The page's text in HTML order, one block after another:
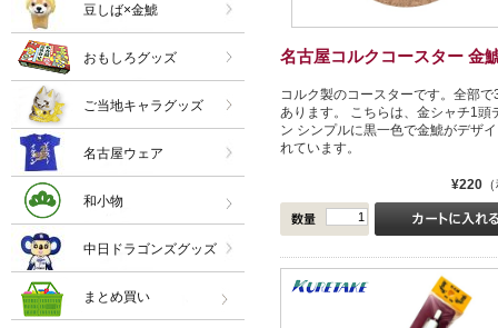
名古屋コルクコースター 金
コルク製のコースターです。全部で
あります。 こちらは、金シャチ1頭
ン シンプルに黒一色で金鯱がデザ
れています。
¥220
豆しば×金鯱
おもしろグッズ
ご当地キャラグッズ
名古屋ウェア
和小物
中日ドラゴンズグッズ
まとめ買い